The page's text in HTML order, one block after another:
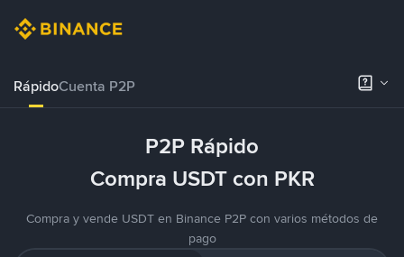
RápidoCuenta P2P
P2P Rápido
Compra USDT con PKR
Compra y vende USDT en Binance P2P con varios métodos de
pago